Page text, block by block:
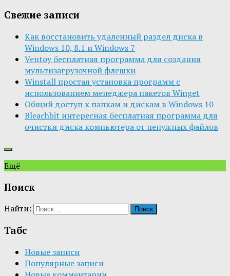
Свежие записи
Как восстановить удаленный раздел диска в
Windows 10, 8.1 и Windows 7
Ventoy бесплатная программа для создания
мультизагрузочной флешки
Winstall простая установка программ с
использованием менеджера пакетов Winget
Общий доступ к папкам и дискам в Windows 10
Bleachbit интересная бесплатная программа для
очистки диска компьютера от ненужных файлов
Ещё
Поиск
Найти:
Табс
Новые записи
Популярные записи